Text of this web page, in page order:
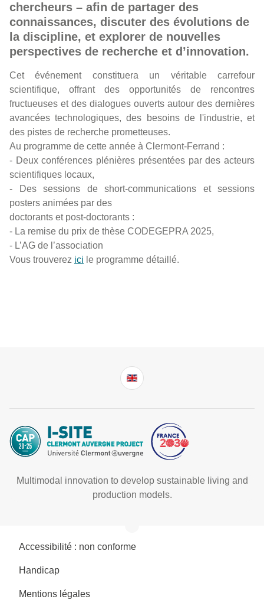
chercheurs – afin de partager des
connaissances, discuter des évolutions de
la discipline, et explorer de nouvelles
perspectives de recherche et d’innovation.
Cet événement constituera un véritable carrefour
scientifique, offrant des opportunités de rencontres
fructueuses et des dialogues ouverts autour des dernières
avancées technologiques, des besoins de l'industrie, et
des pistes de recherche prometteuses.
Au programme de cette année à Clermont-Ferrand :
- Deux conférences plénières présentées par des acteurs
scientifiques locaux,
- Des sessions de short-communications et sessions
posters animées par des
doctorants et post-doctorants :
- La remise du prix de thèse CODEGEPRA 2025,
- L’AG de l’association
Vous trouverez ici le programme détaillé.
Multimodal innovation to develop sustainable living and
production models.
Accessibilité : non conforme
Handicap
Mentions légales